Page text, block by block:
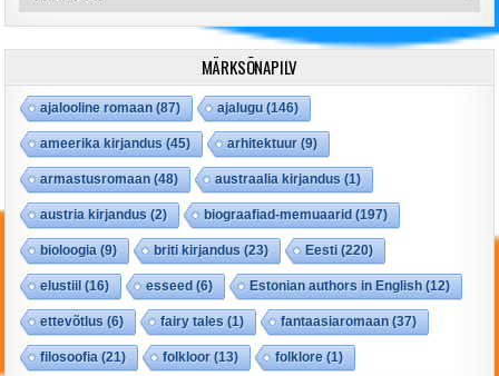
MÄRKSÕNAPILV
ajalooline romaan (87) ajalugu (146)
ameerika kirjandus (45) arhitektuur(9)
armastusromaan (48) austraalia kirjandus (1)
austria kirjandus (2) biograafiad-memuaarid (197)
bioloogia (9) briti kirjandus (23) Eesti (220)
elustiil (16) esseed (6) Estonian authors in English (12)
ettevõtlus (6) fairy tales (1) fantaasiaromaan (37)
filosoofia (21) folkloor(13) folklore (1)